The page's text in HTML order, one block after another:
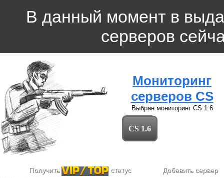
В данный момент в
серверов
Мониторинг
серверов CS
Выбран мониторинг CS 1.6
CS 1.6
Получить статус Добавить сервер